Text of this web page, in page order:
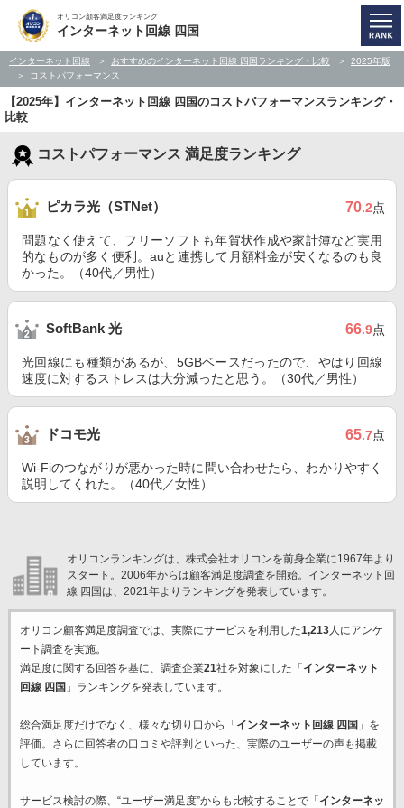
オリコン顧客満足度ランキング
インターネット回線 四国
インターネット回線 おすすめのインターネット回線 四国ランキング・比較
2025年版
コストパフォーマンス
【2025年】インターネット回線 四国のコストパフォーマンスランキング・
比較
コストパフォーマンス 満足度ランキング
ピカラ光（STNet） 70.2点
問題なく使えて、フリーソフトも年賀状作成や家計簿など実用
的なものが多く便利。auと連携して月額料金が安くなるのも良
かった。（40代／男性）
SoftBank 光 66.9点
光回線にも種類があるが、5GBベースだったので、やはり回線
速度に対するストレスは大分減ったと思う。（30代／男性）
ドコモ光 65.7点
Wi-Fiのつながりが悪かった時に問い合わせたら、わかりやすく
説明してくれた。（40代／女性）
オリコンランキングは、株式会社オリコンを前身企業に1967年より
スタート。2006年からは顧客満足度調査を開始。インターネット回
線 四国は、2021年よりランキングを発表しています。
オリコン顧客満足度調査では、実際にサービスを利用した1,213人にアンケ
ート調査を実施。
満足度に関する回答を基に、調査企業21社を対象にした「 インターネット
回線 四国 」ランキングを発表しています。
総合満足度だけでなく、様々な切り口から「 インターネット回線 四国 」を
評価。さらに回答者の口コミや評判といった、実際のユーザーの声も掲載
しています。
サービス検討の際、“ユーザー満足度”からも比較することで「 インターネッ